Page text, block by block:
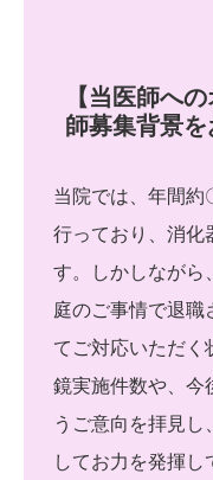
【当医師へ
師募集背景を
当院では、年間約
行っており、消化
す。しかしながら
庭のご事情で退職
てご対応いただく
鏡実施件数や、今
うご意向を拝見し
してお力を発揮